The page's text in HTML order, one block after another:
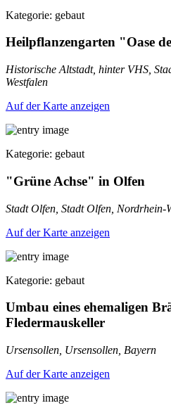
Kategorie: gebaut
Heilpflanzengarten "Oase
Historische Altstadt, hinter VHS,
Westfalen
Auf der Karte anzeigen
Kategorie: gebaut
"Grüne Achse" in Olfen
Stadt Olfen, Stadt Olfen, Nordrhein-
Auf der Karte anzeigen
Kategorie: gebaut
Umbau eines ehemaligen
Fledermauskeller
Ursensollen, Ursensollen, Bayern
Auf der Karte anzeigen